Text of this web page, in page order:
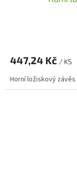
447,24 Kč / KS
Horní ložiskový závěs